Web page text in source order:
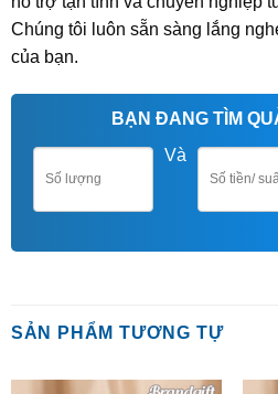
Chúng tôi luôn sẵn sàng lắng
của bạn.
BẠN ĐANG TÌM
Và
SẢN PHẨM TƯƠNG TỰ